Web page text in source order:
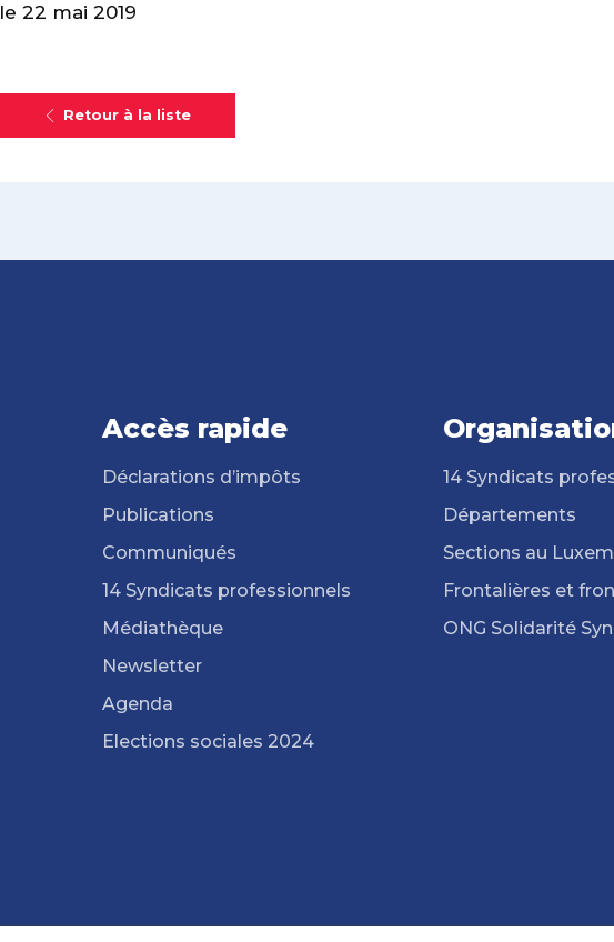
le 22 mai 2019
Retour à la liste
Accès rapide
Déclarations d’impôts
Publications
Communiqués
14 Syndicats professionnels
Médiathèque
Newsletter
Agenda
Elections sociales 2024
14 Syndicats
Départements
Sections au
Frontalières et
ONG Solidarité